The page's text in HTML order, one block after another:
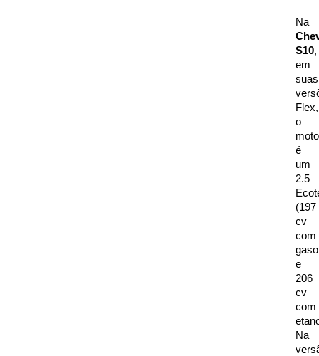
S10,
em
suas
Flex,
o
é
um
2.5
(197
cv
com
e
206
cv
com
Na